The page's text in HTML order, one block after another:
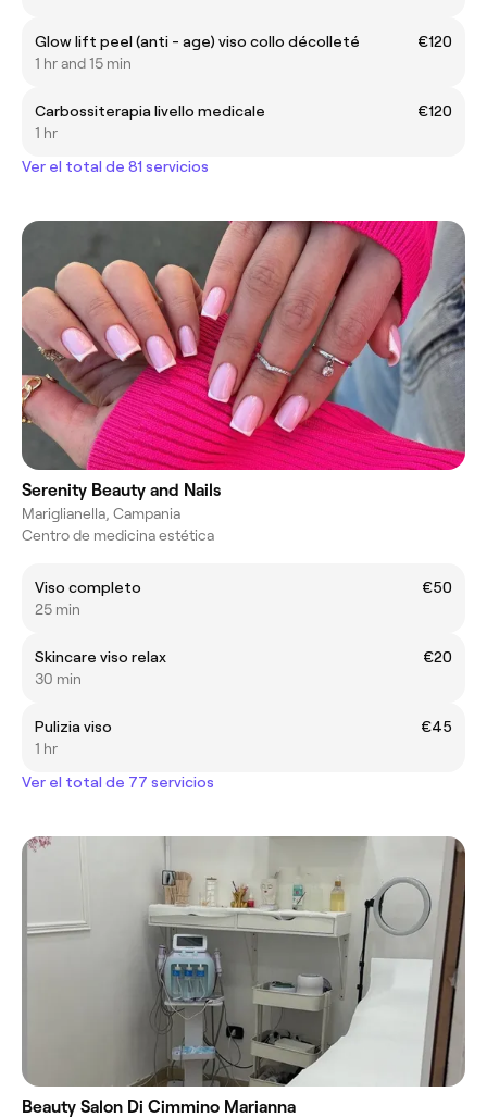
Glow lift peel (anti - age) viso collo décolleté
€120
1 hr and 15 min
Carbossiterapia livello medicale
€120
1 hr
Ver el total de 81 servicios
Serenity Beauty and Nails
Mariglianella, Campania
Centro de medicina estética
Viso completo
€50
25 min
Skincare viso relax
€20
30 min
Pulizia viso
€45
1 hr
Ver el total de 77 servicios
Beauty Salon Di Cimmino Marianna